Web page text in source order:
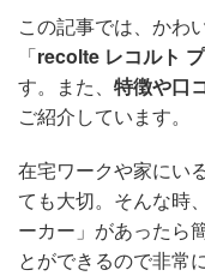
この記事では、かわ
「recolte レコルト
す。また、 特徴や口
ご紹介しています。
在宅ワークや家にい
ても大切。そんな時
ーカー」があったら
とができるので非常